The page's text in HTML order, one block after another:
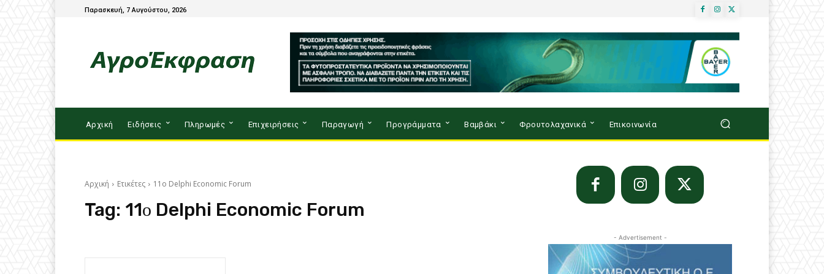
Παρασκευή, 7 Αυγούστου, 2026
Αρχική Ειδήσεις Πληρωμές Επιχειρήσεις Παραγωγή Προγράμματα Βαμβάκι Φρουτολαχανικά Επικοινωνία
Αρχική Ετικέτες 11ο Delphi Economic Forum
Tag: 11ο Delphi Economic Forum
- Advertisement -